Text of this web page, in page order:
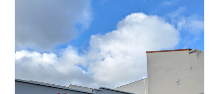
Direction créative
Références